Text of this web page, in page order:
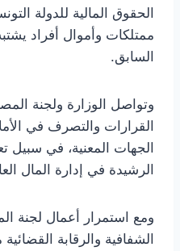
الحقوق المالية للدولة
ممتلكات وأموال أفراد
السابق.
وتواصل الوزارة ولجنة
القرارات والتصرف في
الجهات المعنية، في سبيل
الرشيدة في إدارة المال
ومع استمرار أعمال لجنة
الشفافية والرقابة